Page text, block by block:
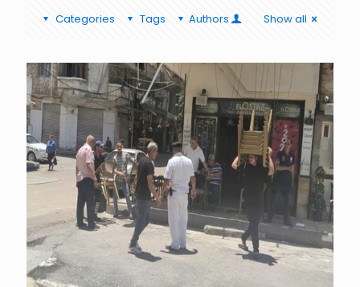
Categories Tags Authors Show all